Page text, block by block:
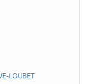
LOUBET